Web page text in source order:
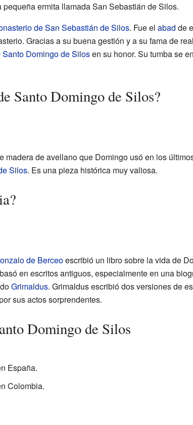
ermita llamada San Sebastián de Silos.
de San Sebastián de Silos. Fue el abad de
Gracias a su buena gestión y a su fama de
Santo Domingo de Silosen su honor. Su tumba se
Santo Domingo de Silos?
madera de avellano que Domingo usó en los
Silos. Es una pieza histórica muy valiosa.
de Berceoescribió un libro sobre la vida de
en escritos antiguos, especialmente en una
Grimaldus. Grimaldus escribió dos versiones de
sus actos sorprendentes.
Domingo de Silos
España.
Colombia.